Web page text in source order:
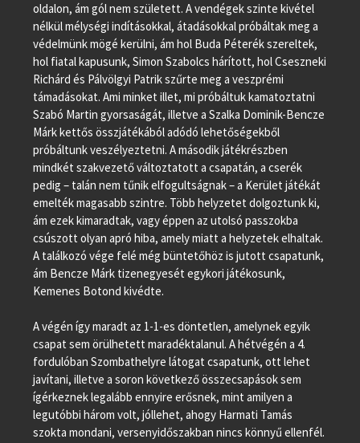
oldalon, ám gól nem született. A vendégek szinte kivétel
nélkül mélységi indításokkal, átadásokkal próbáltak meg a
védelmünk mögé kerülni, ám hol Buda Péterék szereltek,
hol fiatal kapusunk, Simon Szabolcs hárított, hol Cseszneki
Richárd és Pálvölgyi Patrik szűrte meg a veszprémi
támadásokat. Ami minket illet, mi próbáltuk kamatoztatni
Szabó Martin gyorsaságát, illetve a Szalka Dominik-Bencze
Márk kettős összjátékából adódó lehetőségekből
próbáltunk veszélyeztetni. A második játékrészben
mindkét szakvezető változtatott a csapatán, a cserék
pedig – talán nem tűnik elfogultságnak – a Kerület játékát
emelték magasabb szintre. Több helyzetet dolgoztunk ki,
ám ezek kimaradtak, vagy éppen az utolsó passzokba
csúszott olyan apró hiba, amely miatt a helyzetek elhaltak.
A találkozó vége felé még büntetőhöz is jutott csapatunk,
ám Bencze Márk tizenegyesét egykori játékosunk,
Kemenes Botond kivédte.
A végén így maradt az 1-1-es döntetlen, amelynek egyik
csapat sem örülhetett maradéktalanul. A hétvégén a 4.
fordulóban Szombathelyre látogat csapatunk, ott lehet
javítani, illetve a soron következő összecsapások sem
ígérkeznek legalább ennyire erősnek, mint amilyen a
legutóbbi három volt, jóllehet, ahogy Harmati Tamás
szokta mondani, versenyidőszakban nincs könnyű ellenfél.